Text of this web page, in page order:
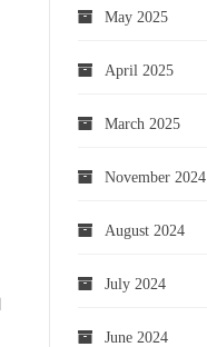
May 2025
April 2025
March 2025
November 2024
August 2024
July 2024
June 2024